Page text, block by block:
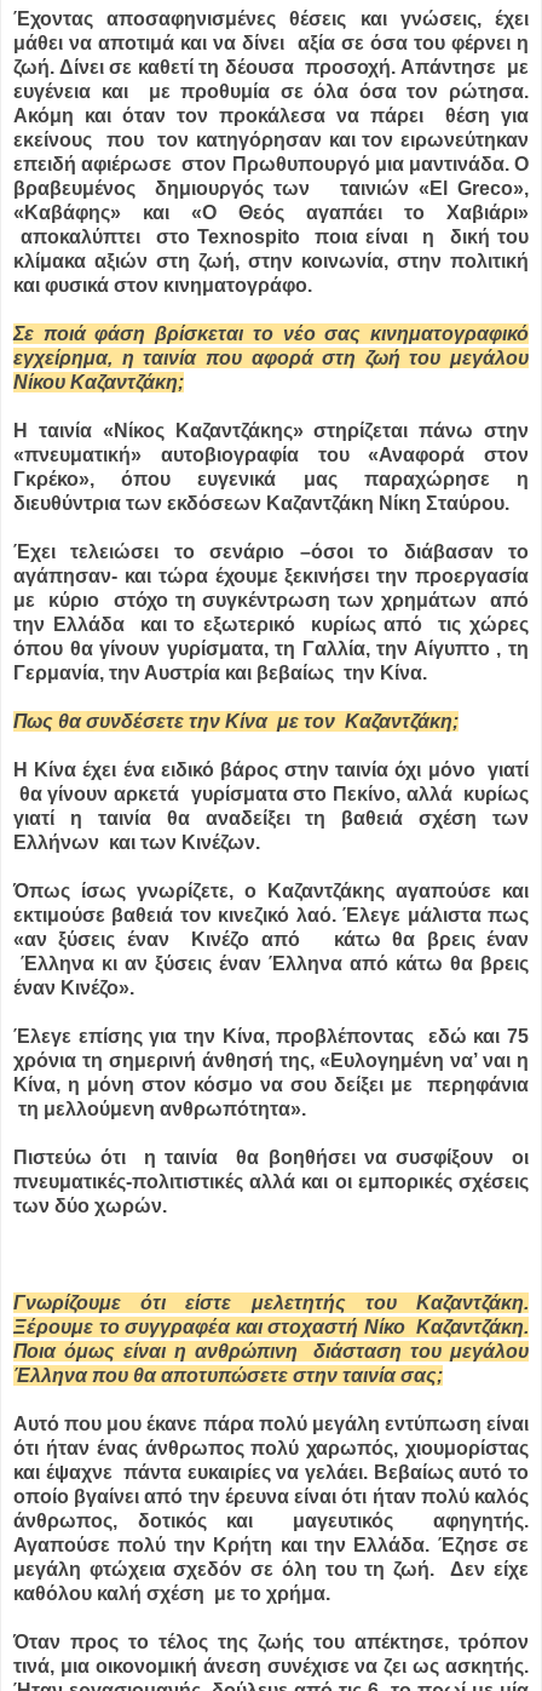
Έχοντας αποσαφηνισμένες θέσεις και γνώσεις, έχει
μάθει να αποτιμά και να δίνει αξία σε όσα του φέρνει η
ζωή. Δίνει σε καθετί τη δέουσα προσοχή. Απάντησε με
ευγένεια και με προθυμία σε όλα όσα τον ρώτησα.
Ακόμη και όταν τον προκάλεσα να πάρει θέση για
εκείνους που τον κατηγόρησαν και τον ειρωνεύτηκαν
επειδή αφιέρωσε στον Πρωθυπουργό μια μαντινάδα. Ο
βραβευμένος δημιουργός των ταινιών «El Greco»,
«Καβάφης» και «Ο Θεός αγαπάει το Χαβιάρι»
αποκαλύπτει στο Texnospito ποια είναι η δική του
κλίμακα αξιών στη ζωή, στην κοινωνία, στην πολιτική
και φυσικά στον κινηματογράφο.
Σε ποιά φάση βρίσκεται το νέο σας κινηματογραφικό
εγχείρημα, η ταινία που αφορά στη ζωή του μεγάλου
Νίκου Καζαντζάκη;
Η ταινία «Νίκος Καζαντζάκης» στηρίζεται πάνω στην
«πνευματική» αυτοβιογραφία του «Αναφορά στον
Γκρέκο», όπου ευγενικά μας παραχώρησε η
διευθύντρια των εκδόσεων Καζαντζάκη Νίκη Σταύρου.
Έχει τελειώσει το σενάριο –όσοι το διάβασαν το
αγάπησαν- και τώρα έχουμε ξεκινήσει την προεργασία
με κύριο στόχο τη συγκέντρωση των χρημάτων από
την Ελλάδα και το εξωτερικό κυρίως από τις χώρες
όπου θα γίνουν γυρίσματα, τη Γαλλία, την Αίγυπτο , τη
Γερμανία, την Αυστρία και βεβαίως την Κίνα.
Πως θα συνδέσετε την Κίνα με τον Καζαντζάκη;
Η Κίνα έχει ένα ειδικό βάρος στην ταινία όχι μόνο γιατί
θα γίνουν αρκετά γυρίσματα στο Πεκίνο, αλλά κυρίως
γιατί η ταινία θα αναδείξει τη βαθειά σχέση των
Ελλήνων και των Κινέζων.
Όπως ίσως γνωρίζετε, ο Καζαντζάκης αγαπούσε και
εκτιμούσε βαθειά τον κινεζικό λαό. Έλεγε μάλιστα πως
«αν ξύσεις έναν Κινέζο από κάτω θα βρεις έναν
Έλληνα κι αν ξύσεις έναν Έλληνα από κάτω θα βρεις
έναν Κινέζο».
Έλεγε επίσης για την Κίνα, προβλέποντας εδώ και 75
χρόνια τη σημερινή άνθησή της, «Ευλογημένη να’ ναι η
Κίνα, η μόνη στον κόσμο να σου δείξει με περηφάνια
τη μελλούμενη ανθρωπότητα».
Πιστεύω ότι η ταινία θα βοηθήσει να συσφίξουν οι
πνευματικές-πολιτιστικές αλλά και οι εμπορικές σχέσεις
των δύο χωρών.
Γνωρίζουμε ότι είστε μελετητής του Καζαντζάκη.
Ξέρουμε το συγγραφέα και στοχαστή Νίκο Καζαντζάκη.
Ποια όμως είναι η ανθρώπινη διάσταση του μεγάλου
Έλληνα που θα αποτυπώσετε στην ταινία σας;
Αυτό που μου έκανε πάρα πολύ μεγάλη εντύπωση είναι
ότι ήταν ένας άνθρωπος πολύ χαρωπός, χιουμορίστας
και έψαχνε πάντα ευκαιρίες να γελάει. Βεβαίως αυτό το
οποίο βγαίνει από την έρευνα είναι ότι ήταν πολύ καλός
άνθρωπος, δοτικός και μαγευτικός αφηγητής.
Αγαπούσε πολύ την Κρήτη και την Ελλάδα. Έζησε σε
μεγάλη φτώχεια σχεδόν σε όλη του τη ζωή. Δεν είχε
καθόλου καλή σχέση με το χρήμα.
Όταν προς το τέλος της ζωής του απέκτησε, τρόπον
τινά, μια οικονομική άνεση συνέχισε να ζει ως ασκητής.